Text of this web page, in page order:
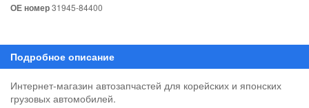
ОЕ номер31945-84400
Интернет-магазин автозапчастей для корейских и японских
грузовых автомобилей.